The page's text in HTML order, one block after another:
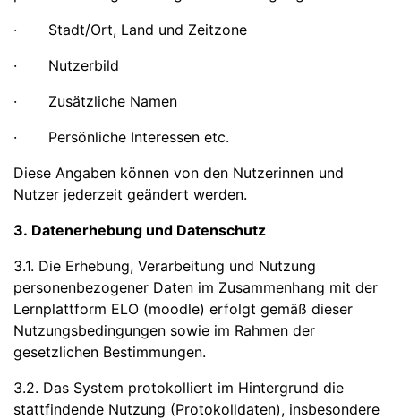
· Stadt/Ort, Land und Zeitzone
· Nutzerbild
· Zusätzliche Namen
· Persönliche Interessen etc.
Diese Angaben können von den Nutzerinnen und
Nutzer jederzeit geändert werden.
3. Datenerhebung und Datenschutz
3.1. Die Erhebung, Verarbeitung und Nutzung
personenbezogener Daten im Zusammenhang mit der
Lernplattform ELO (moodle) erfolgt gemäß dieser
Nutzungsbedingungen sowie im Rahmen der
gesetzlichen Bestimmungen.
3.2. Das System protokolliert im Hintergrund die
stattfindende Nutzung (Protokolldaten), insbesondere